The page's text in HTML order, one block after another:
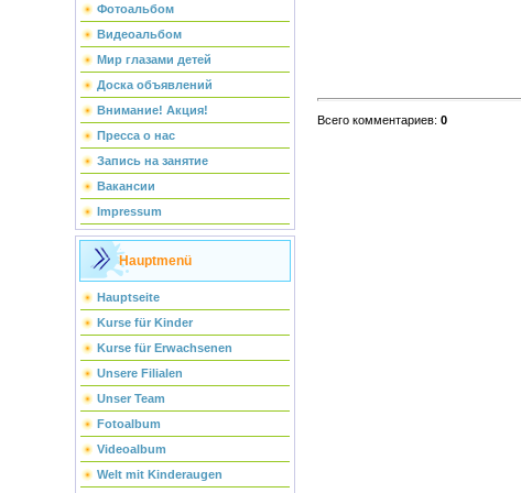
Фотоальбом
Видеоальбом
Мир глазами детей
Доска объявлений
Внимание! Акция!
Пресса о нас
Запись на занятие
Вакансии
Impressum
Hauptmenü
Hauptseite
Kurse für Kinder
Kurse für Erwachsenen
Unsere Filialen
Unser Team
Fotoalbum
Videoalbum
Welt mit Kinderaugen
Всего комментариев: 0